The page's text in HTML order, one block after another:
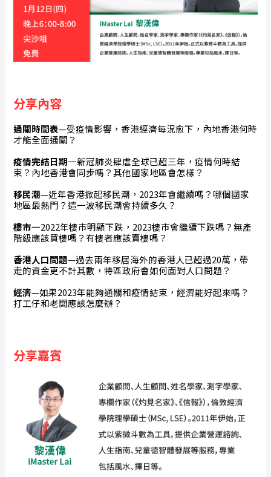
分享內容
通關時間表—受疫情影響，香港經濟每況愈下，內地香港何時
才能全面通關？
疫情完結日期一新冠肺炎肆虐全球已超三年，疫情何時結
束？內地香港會同步嗎？其他國家地區會怎樣？
移民潮—近年香港掀起移民潮，2023年會繼續嗎？哪個國家
地區最熱門？這一波移民潮會持續多久？
樓市一2022年樓市明顯下跌，2023樓市會繼續下跌嗎？無產
階級應該買樓嗎？有樓者應該賣樓嗎？
香港人口問題—過去兩年移居海外的香港人已超過20萬，帶
走的資金更不計其數，特區政府會如何面對人口問題？
經濟—如果2023年能夠通關和疫情結束，經濟能好起來嗎？
打工仔和老闆應該怎麼辦？
分享嘉賓